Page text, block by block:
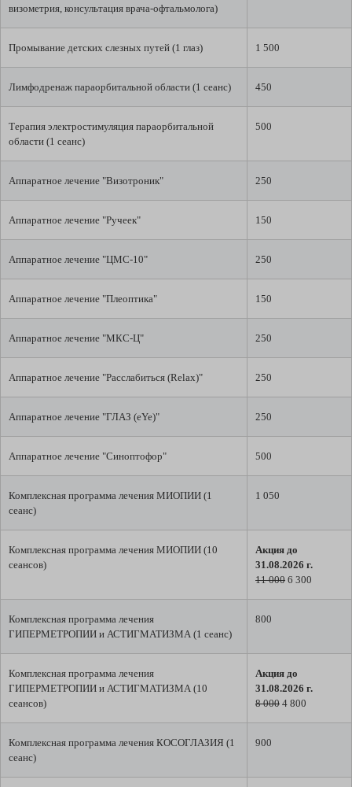
визометрия, консультация врача-офтальмолога)
Промывание детских слезных путей (1 глаз) 1 500
Лимфодренаж параорбитальной области (1 сеанс) 450
Терапия электростимуляция параорбитальной
области (1 сеанс)
500
Аппаратное лечение "Визотроник" 250
Аппаратное лечение "Ручеек" 150
Аппаратное лечение "ЦМС-10" 250
Аппаратное лечение "Плеоптика" 150
Аппаратное лечение "МКС-Ц" 250
Аппаратное лечение "Расслабиться (Relax)" 250
Аппаратное лечение "ГЛАЗ (eYe)" 250
Аппаратное лечение "Синоптофор" 500
Комплексная программа лечения МИОПИИ (1
сеанс)
1 050
Комплексная программа лечения МИОПИИ (10
сеансов)
Акция до
31.08.2026 г.
11 000 6 300
Комплексная программа лечения
ГИПЕРМЕТРОПИИ и АСТИГМАТИЗМА (1 сеанс)
800
Комплексная программа лечения
ГИПЕРМЕТРОПИИ и АСТИГМАТИЗМА (10
сеансов)
Акция до
31.08.2026 г.
8 000 4 800
Комплексная программа лечения КОСОГЛАЗИЯ (1
сеанс)
900